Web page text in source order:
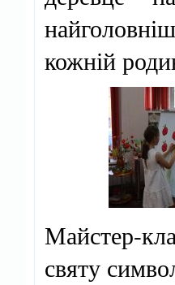
кожній
Майстер-
святу